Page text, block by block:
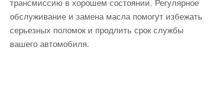
трансмиссию в хорошем состоянии. Регулярное
обслуживание и замена масла помогут избежать
серьезных поломок и продлить срок службы
вашего автомобиля.